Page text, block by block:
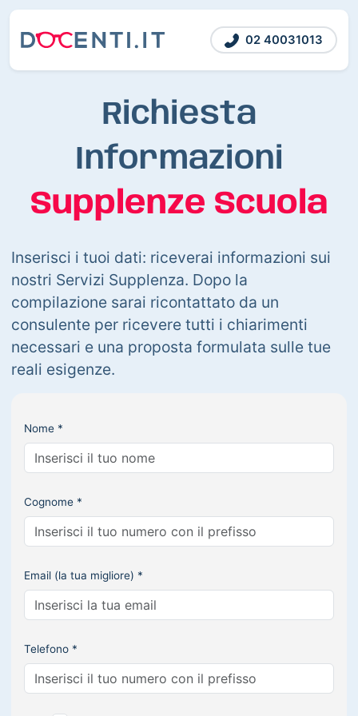
02 40031013
Richiesta
Informazioni
Supplenze Scuola
Inserisci i tuoi dati: riceverai informazioni sui
nostri Servizi Supplenza. Dopo la
compilazione sarai ricontattato da un
consulente per ricevere tutti i chiarimenti
necessari e una proposta formulata sulle tue
reali esigenze.
Nome *
Cognome *
Email (la tua migliore) *
Telefono *